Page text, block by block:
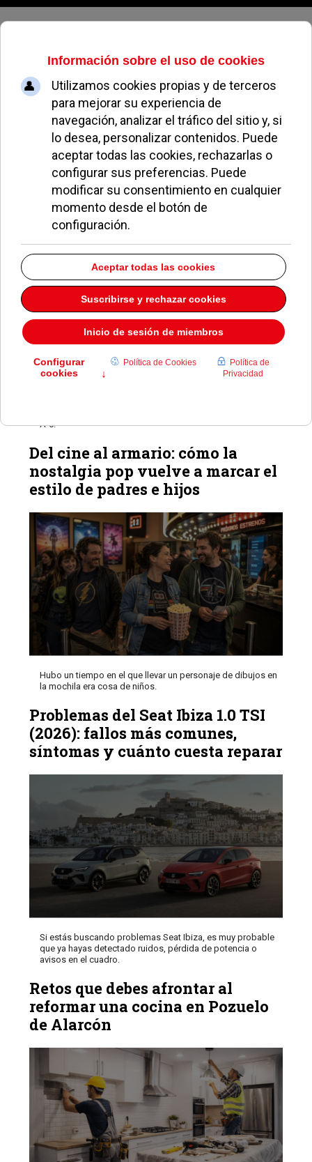
Sábado, 08 de agosto de 2026
Últimas noticias
De Pozuelo a Valencia: la
escapada perfecta para los
madrileños que buscan sol, playa
y buena mesa
A-6.
Del cine al armario: cómo la
nostalgia pop vuelve a marcar el
estilo de padres e hijos
Hubo un tiempo en el que llevar un personaje de dibujos en
la mochila era cosa de niños.
Problemas del Seat Ibiza 1.0 TSI
(2026): fallos más comunes,
síntomas y cuánto cuesta reparar
Si estás buscando problemas Seat Ibiza, es muy probable
que ya hayas detectado ruidos, pérdida de potencia o
avisos en el cuadro.
Retos que debes afrontar al
reformar una cocina en Pozuelo
de Alarcón